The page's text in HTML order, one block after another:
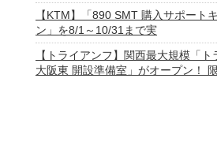
【KTM】「890 SMT 購入サポート
ン」を8/1～10/31まで実
【トライアンフ】関西最大規模「ト
大阪東 開設準備室」がオープン！